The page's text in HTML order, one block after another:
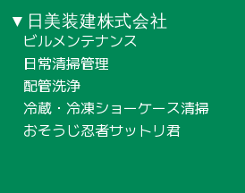
▼日美装建株式会社
ビルメンテナンス
日常清掃管理
配管洗浄
冷蔵・冷凍ショーケース清掃
おそうじ忍者サットリ君